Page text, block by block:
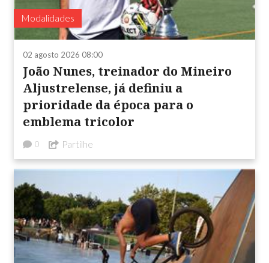
Modalidades
02 agosto 2026 08:00
João Nunes, treinador do Mineiro
Aljustrelense, já definiu a
prioridade da época para o
emblema tricolor
0 Partilhe